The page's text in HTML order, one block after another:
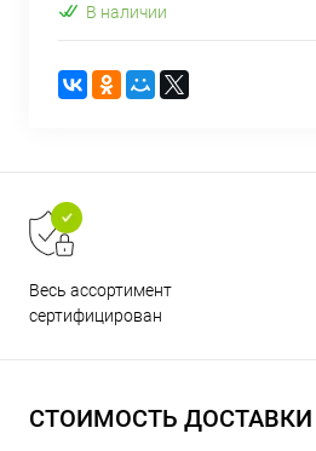
В наличии
Весь ассортимент
сертифицирован
СТОИМОСТЬ ДОСТАВКИ